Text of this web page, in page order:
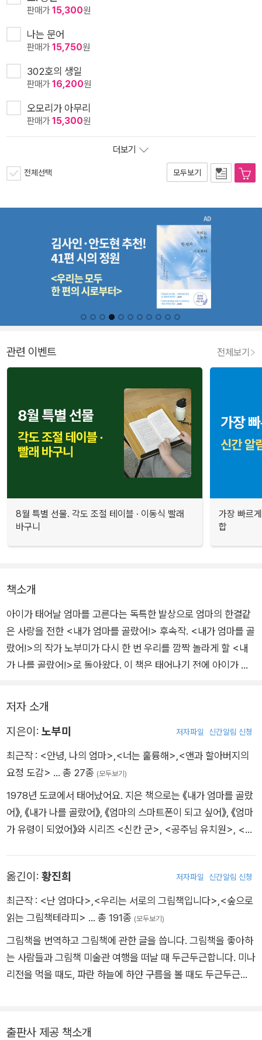
판매가15,300원
나는 문어
판매가15,750원
302호의 생일
판매가16,200원
오모리가 아무리
판매가15,300원
더보기
전체선택 모두보기
관련 이벤트 전체보기
8월 특별 선물. 각도 조절 테이블 · 이동식 빨래
바구니
가장 빠르
합
책소개
아이가 태어날 엄마를 고른다는 독특한 발상으로 엄마의 한결같
은 사랑을 전한 <내가 엄마를 골랐어!> 후속작. <내가 엄마를 골
랐어!>의 작가 노부미가 다시 한 번 우리를 깜짝 놀라게 할 <내
가 나를 골랐어!>로 돌아왔다. 이 책은 태어나기 전에 아이가 하
게 마음껏 꿈꾸고 좋아하는 일을 해 보라는 엄마의 사랑과 응원의
메시지를 전한다.
저자 소개
지은이: 노부미 저자파일 신간알림 신청
최근작 : <안녕, 나의 엄마> <너는 훌륭해> <앤과 할아버지의
요정 도감> … 총 27종 (모두보기)
1978년 도쿄에서 태어났어요. 지은 책으로는 《내가 엄마를 골랐
어》, 《내가 나를 골랐어》, 《엄마의 스마트폰이 되고 싶어》, 《엄마
가 유령이 되었어》와 시리즈 <신칸 군>, <공주님 유치원>, <
육 프로그램 <엄마랑 함께>의 애니메이션 ‘겐지할아버지’, ‘밤을
무서워하는 몬스터즈’를 작업했고, <찾았다!> 중 ‘내가 만드는
그림책’에 참여했어요.
옮긴이: 황진희 저자파일 신간알림 신청
최근작 : <난 엄마다> <우리는 서로의 그림책입니다> <숲으로
읽는 그림책테라피> … 총 191종 (모두보기)
그림책을 번역하고 그림책에 관한 글을 씁니다. 그림책을 좋아하
는 사람들과 그림책 미술관 여행을 떠날 때 두근두근합니다. 미나
리전을 먹을 때도, 파란 하늘에 하얀 구름을 볼 때도 두근두근합
다》, 《숲으로 읽는 그림책 티라피》를 썼습니다.
출판사 제공 책소개